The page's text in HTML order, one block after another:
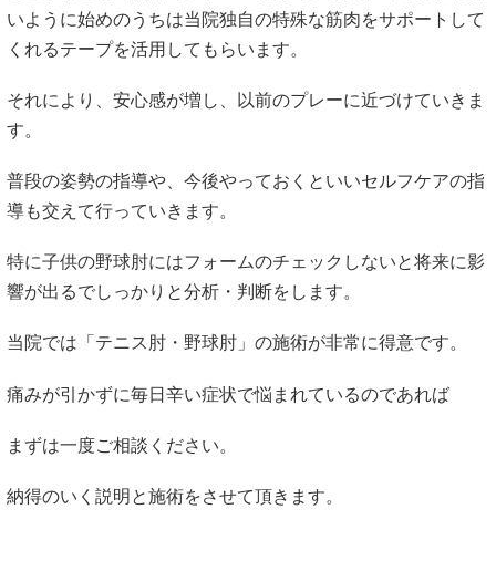
いように始めのうちは当院独自の特殊な筋肉をサポートして
くれるテープを活用してもらいます。
それにより、安心感が増し、以前のプレーに近づけていきま
す。
普段の姿勢の指導や、今後やっておくといいセルフケアの指
導も交えて行っていきます。
特に子供の野球肘にはフォームのチェックしないと将来に影
響が出るでしっかりと分析・判断をします。
当院では「テニス肘・野球肘」の施術が非常に得意です。
痛みが引かずに毎日辛い症状で悩まれているのであれば
まずは一度ご相談ください。
納得のいく説明と施術をさせて頂きます。